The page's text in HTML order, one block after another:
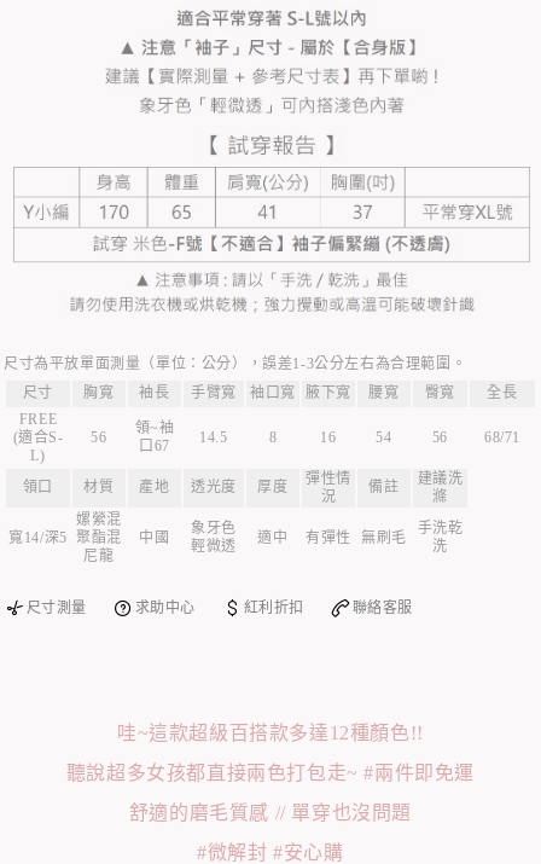
尺寸為平放單面測量（單位：公分），誤差1-3公分左右為合理範圍。
尺寸
胸寬 袖長 手臂寬 袖口寬 腋下寬 腰寬 臀寬
全長
FREE
(適合S-
L)
56
領~袖
口67
14.5 8 16 54 56 68/71
領口 材質 產地 透光度 厚度
彈性情
況
備註
建議洗
滌
寬14/深5
嫘縈混
聚酯混
尼龍
中國
象牙色
輕微透
適中 有彈性 無刷毛
手洗乾
洗
尺寸測量 求助中心 紅利折扣 聯絡客服
哇~這款超級百搭款多達12種顏色!!
聽說超多女孩都直接兩色打包走~ #兩件即免運
舒適的磨毛質感 // 單穿也沒問題
#微解封 #安心購